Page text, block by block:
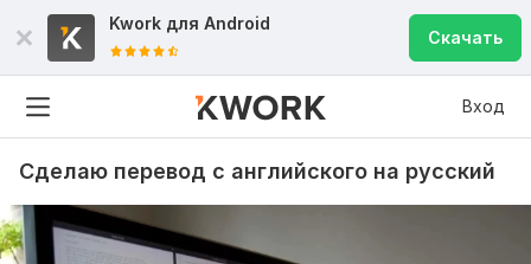
Kwork для Android
Скачать
Вход
Сделаю перевод с английского на русский